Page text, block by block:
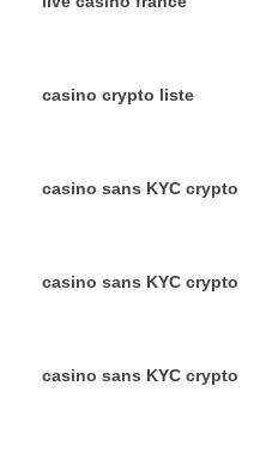
casino crypto liste
casino sans KYC crypto
casino sans KYC crypto
casino sans KYC crypto